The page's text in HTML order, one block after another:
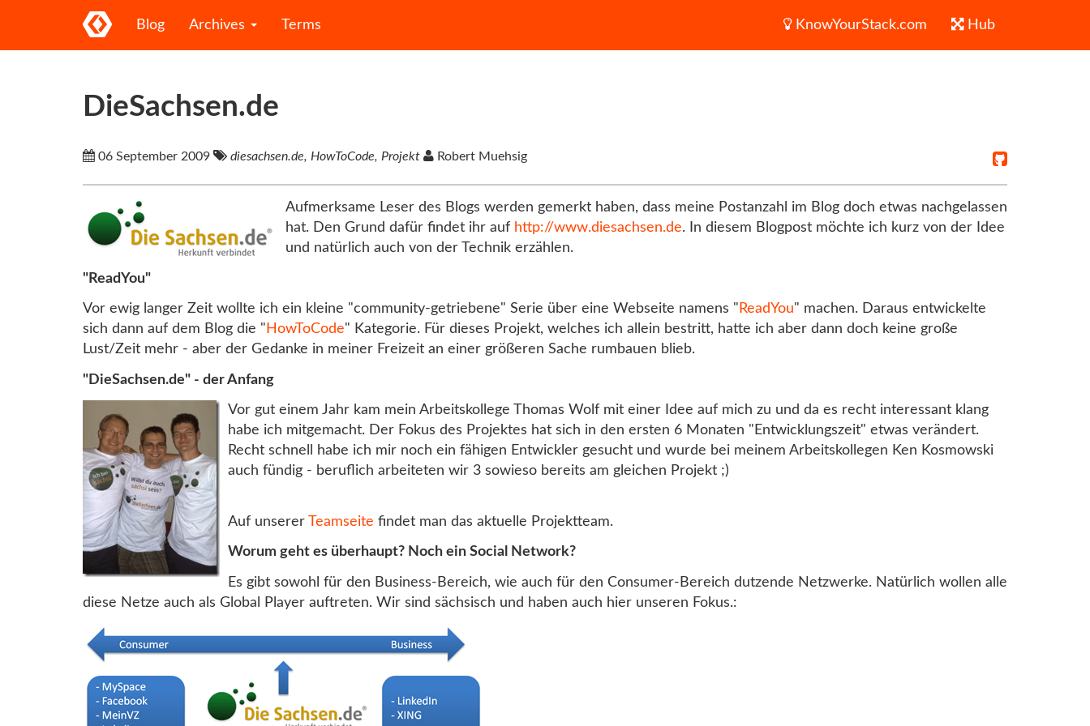
Blog Archives Terms KnowYourStack.com Hub
DieSachsen.de
06 September 2009 diesachsen.de, HowToCode, Projekt Robert Muehsig
Aufmerksame Leser des Blogs werden gemerkt haben, dass meine Postanzahl im Blog doch etwas nachgelassen
hat. Den Grund dafür findet ihr auf http://www.diesachsen.de. In diesem Blogpost möchte ich kurz von der Idee
und natürlich auch von der Technik erzählen.
"ReadYou"
Vor ewig langer Zeit wollte ich ein kleine "community-getriebene" Serie über eine Webseite namens " ReadYou" machen. Daraus entwickelte
sich dann auf dem Blog die " HowToCode" Kategorie. Für dieses Projekt, welches ich allein bestritt, hatte ich aber dann doch keine große
Lust/Zeit mehr - aber der Gedanke in meiner Freizeit an einer größeren Sache rumbauen blieb.
"DieSachsen.de" - der Anfang
Vor gut einem Jahr kam mein Arbeitskollege Thomas Wolf mit einer Idee auf mich zu und da es recht interessant klang
habe ich mitgemacht. Der Fokus des Projektes hat sich in den ersten 6 Monaten "Entwicklungszeit" etwas verändert.
Recht schnell habe ich mir noch ein fähigen Entwickler gesucht und wurde bei meinem Arbeitskollegen Ken Kosmowski
auch fündig - beruflich arbeiteten wir 3 sowieso bereits am gleichen Projekt ;)
Auf unserer Teamseite findet man das aktuelle Projektteam.
Worum geht es überhaupt? Noch ein Social Network?
Es gibt sowohl für den Business-Bereich, wie auch für den Consumer-Bereich dutzende Netzwerke. Natürlich wollen alle
diese Netze auch als Global Player auftreten. Wir sind sächsisch und haben auch hier unseren Fokus.: